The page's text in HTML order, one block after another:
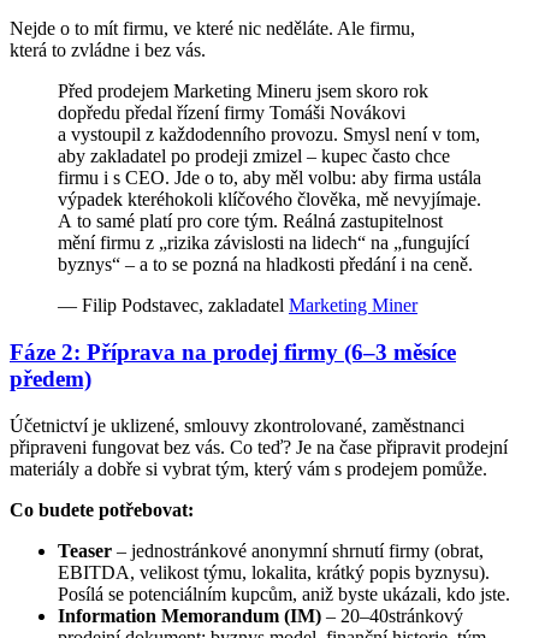
Nejde o to mít firmu, ve které nic neděláte. Ale firmu,
která to zvládne i bez vás.
Před prodejem Marketing Mineru jsem skoro rok
dopředu předal řízení firmy Tomáši Novákovi
a vystoupil z každodenního provozu. Smysl není v tom,
aby zakladatel po prodeji zmizel – kupec často chce
firmu i s CEO. Jde o to, aby měl volbu: aby firma ustála
výpadek kteréhokoli klíčového člověka, mě nevyjímaje.
A to samé platí pro core tým. Reálná zastupitelnost
mění firmu z „rizika závislosti na lidech“ na „fungující
byznys“ – a to se pozná na hladkosti předání i na ceně.
— Filip Podstavec, zakladatel Marketing Miner
Fáze 2: Příprava na prodej firmy (6–3 měsíce
předem)
Účetnictví je uklizené, smlouvy zkontrolované, zaměstnanci
připraveni fungovat bez vás. Co teď? Je na čase připravit prodejní
materiály a dobře si vybrat tým, který vám s prodejem pomůže.
Co budete potřebovat:
Teaser – jednostránkové anonymní shrnutí firmy (obrat,
EBITDA, velikost týmu, lokalita, krátký popis byznysu).
Posílá se potenciálním kupcům, aniž byste ukázali, kdo jste.
Information Memorandum (IM) – 20–40stránkový